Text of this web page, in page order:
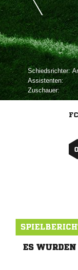
Schiedsrichter:
Assistenten:
Zuschauer:
ES